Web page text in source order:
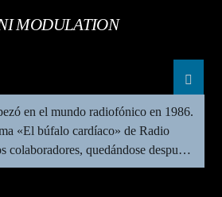
MODULATION
en el mundo radiofónico en 1986.
«El búfalo cardíaco» de Radio
colaboradores, quedándose después
productor del mismo. Su pasión